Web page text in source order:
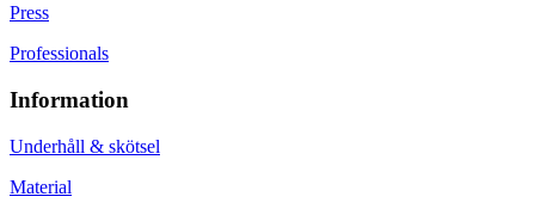
Press
Professionals
Information
Underhåll & skötsel
Material